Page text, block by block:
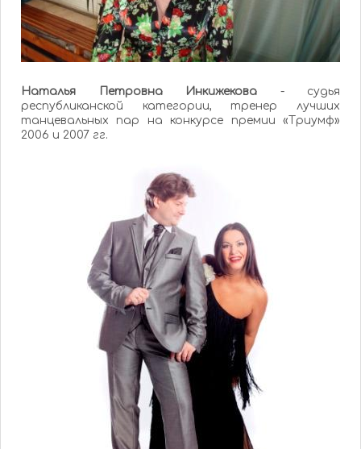
Наталья Петровна Инкижекова - судья
республиканской категории, тренер лучших
танцевальных пар на конкурсе премии «Триумф»
2006 и 2007 гг.